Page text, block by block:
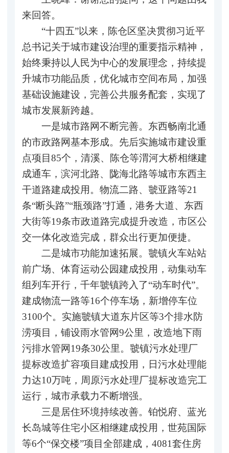
来回答。
“十四五”以来，陈仓区坚决贯彻习近平
总书记关于城市建设治理的重要指示精神，
始终秉持以人民为中心的发展理念，持续提
升城市功能品质，优化城市空间布局，加强
基础设施建设，完善公共服务配套，实现了
城市发展新跨越。
一是城市路网不断完善。东西畅南北通
的市政路网基本形成。先后实施城市建设重
点项目85个，清溪、陈仓等渭河大桥相继建
成通车，滨河北路、陇海北路等城市东西主
干道路建成投用。物流二路、虢亚路等21
条“断头路”“瓶颈路”打通，港务大道、东西
大街等19条市政道路完成提升改造，市区公
交一体化改造完成，群众出行更加便捷。
二是城市功能加速拓展。虢镇火车站站
前广场、体育运动公园建成投用，动集动车
组列车开行，千年虢镇跨入了“动车时代”。
建成物流一路等16个停车场，新增停车位
3100个。实施虢镇大道东片区等3个排水防
涝项目，铺设雨水管网9公里，改造地下雨
污排水管网19条30公里。虢镇污水处理厂
提标改造扩容项目建成投用，日污水处理能
力达10万吨，周原污水处理厂提标改造完工
运行，城市承载力不断增强。
三是居住环境持续改善。铂悦府、蓝光
长岛城等住宅小区相继建成投用，世苑国际
等6个“保交楼”项目全部建成，4081套住房